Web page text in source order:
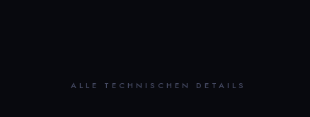
ALLE TECHNISCHEN DETAILS